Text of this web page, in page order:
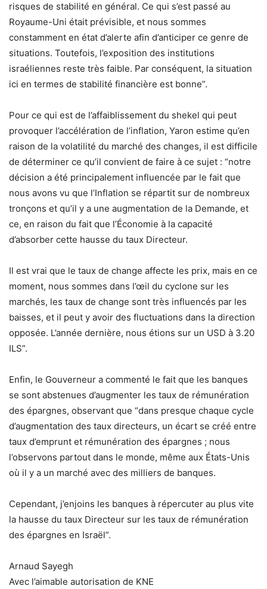
risques de stabilité en général. Ce qui s’est passé au
Royaume-Uni était prévisible, et nous sommes
constamment en état d’alerte afin d’anticiper ce genre de
situations. Toutefois, l’exposition des institutions
israéliennes reste très faible. Par conséquent, la situation
ici en termes de stabilité financière est bonne”.
Pour ce qui est de l’affaiblissement du shekel qui peut
provoquer l’accélération de l’inflation, Yaron estime qu’en
raison de la volatilité du marché des changes, il est difficile
de déterminer ce qu’il convient de faire à ce sujet : “notre
décision a été principalement influencée par le fait que
nous avons vu que l’Inflation se répartit sur de nombreux
tronçons et qu’il y a une augmentation de la Demande, et
ce, en raison du fait que l’Économie à la capacité
d’absorber cette hausse du taux Directeur.
Il est vrai que le taux de change affecte les prix, mais en ce
moment, nous sommes dans l’œil du cyclone sur les
marchés, les taux de change sont très influencés par les
baisses, et il peut y avoir des fluctuations dans la direction
opposée. L’année dernière, nous étions sur un USD à 3.20
ILS”.
Enfin, le Gouverneur a commenté le fait que les banques
se sont abstenues d’augmenter les taux de rémunération
des épargnes, observant que “dans presque chaque cycle
d’augmentation des taux directeurs, un écart se créé entre
taux d’emprunt et rémunération des épargnes ; nous
l’observons partout dans le monde, même aux États-Unis
où il y a un marché avec des milliers de banques.
Cependant, j’enjoins les banques à répercuter au plus vite
la hausse du taux Directeur sur les taux de rémunération
des épargnes en Israël”.
Arnaud Sayegh
Avec l’aimable autorisation de KNE